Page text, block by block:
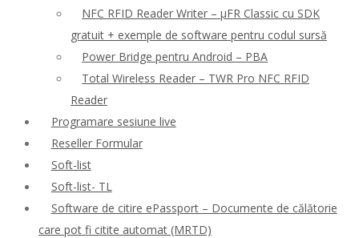
NFC RFID Reader Writer – μFR Classic cu SDK
gratuit + exemple de software pentru codul sursă
Power Bridge pentru Android – PBA
Total Wireless Reader – TWR Pro NFC RFID
Reader
Programare sesiune live
Reseller Formular
Soft-list
Soft-list- TL
Software de citire ePassport – Documente de călătorie
care pot fi citite automat (MRTD)